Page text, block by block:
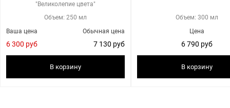
"Великолепие цвета"
Объем: 250 мл
Обычная цена
7 130 руб
Ваша цена
6 300 руб
В корзину
Объем: 300 мл
Цена
6 790 руб
В корзину